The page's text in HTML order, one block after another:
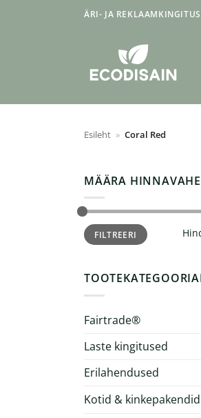
ÄRI- JA
Esileht » Coral Red
MÄÄRA
Minimaalne
hind
Maksimaalne
hindFILTREERI
Fairtrade®
Laste kingitused
Erilahendused
Kotid & kinkepakendid